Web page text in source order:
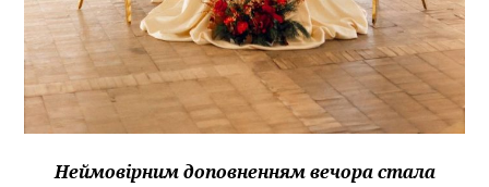
Неймовірним доповненням вечора стала